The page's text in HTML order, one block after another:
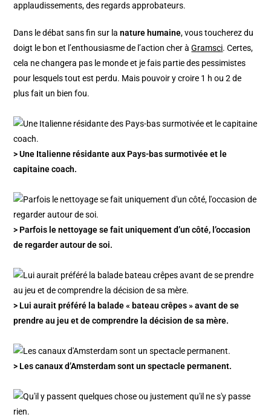
applaudissements, des regards approbateurs.
Dans le débat sans fin sur lanature humaine, vous toucherez du
doigt le bon et l’enthousiasme de l’action cher àGramsci. Certes,
cela ne changera pas le monde et je fais partie des pessimistes
pour lesquels tout est perdu. Mais pouvoir y croire 1 h ou 2 de
plus fait un bien fou.
> Une Italienne résidante aux Pays-bas surmotivée et le
capitaine coach.
> Parfois le nettoyage se fait uniquement d’un côté, l’occasion
de regarder autour de soi.
> Lui aurait préféré la balade « bateau crêpes » avant de se
prendre au jeu et de comprendre la décision de sa mère.
> Les canaux d’Amsterdam sont un spectacle permanent.